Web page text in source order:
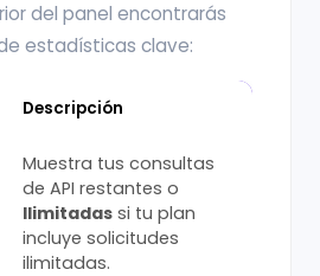
del panel encontrarás
estadísticas clave:
Descripción
Muestra tus consultas
de API restantes o
Ilimitadas si tu plan
incluye solicitudes
ilimitadas.